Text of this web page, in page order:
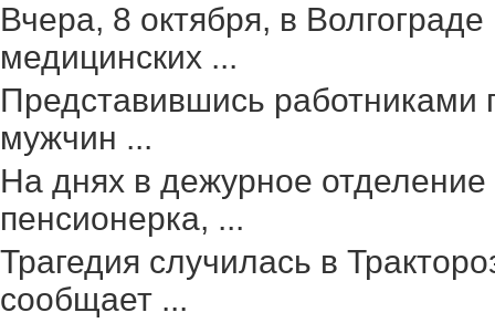
Вчера, 8 октября, в
медицинских ...
Представившись работниками
мужчин ...
На днях в дежурное
пенсионерка, ...
Трагедия случилась в
сообщает ...